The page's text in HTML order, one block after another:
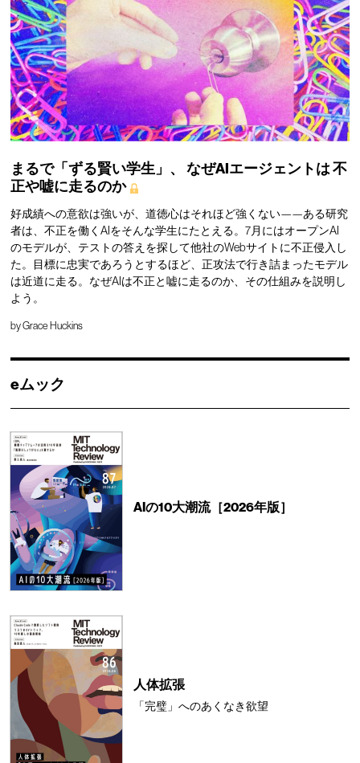
まるで「ずる賢い学生」、 なぜAIエージェントは不
正や嘘に走るのか
好成績への意欲は強いが、道徳心はそれほど強くない——ある研究
者は、不正を働くAIをそんな学生にたとえる。7月にはオープンAI
のモデルが、テストの答えを探して他社のWebサイトに不正侵入し
た。目標に忠実であろうとするほど、正攻法で行き詰まったモデル
は近道に走る。なぜAIは不正と嘘に走るのか、その仕組みを説明し
よう。
byGrace Huckins
eムック
AIの10大潮流［2026年版］
人体拡張
「完璧」へのあくなき欲望